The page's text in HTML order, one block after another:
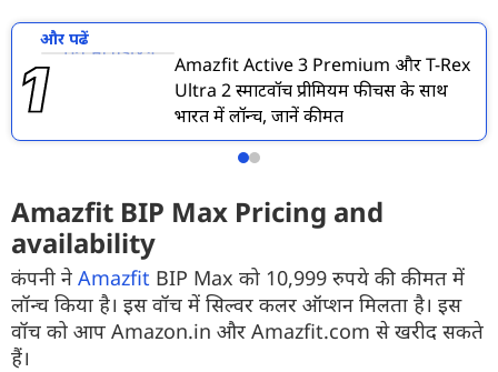
और पढें
Amazfit Active 3 Premium और T-Rex
Ultra 2 स्मार्टवॉच प्रीमियम फीचर्स के साथ
भारत में लॉन्च, जानें कीमत
Amazfit BIP Max Pricing and
availability
कंपनी ने Amazfit BIP Max को 10,999 रुपये की कीमत में
लॉन्च किया है। इस वॉच में सिल्वर कलर ऑप्शन मिलता है। इस
वॉच को आप Amazon.in और Amazfit.com से खरीद सकते
हैं।